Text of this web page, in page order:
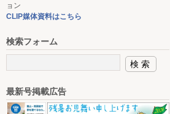
ョン
CLIP媒体資料はこちら
検索フォーム
最新号掲載広告